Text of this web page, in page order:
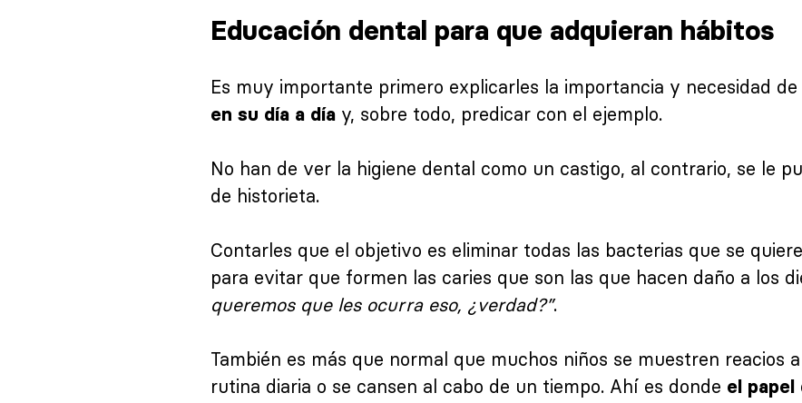
Educación dental para que adquieran hábitos
Es muy importante primero explicarles la importancia y necesidad de
en su día a día y, sobre todo, predicar con el ejemplo.
No han de ver la higiene dental como un castigo, al contrario, se le
de historieta.
Contarles que el objetivo es eliminar todas las bacterias que se
para evitar que formen las caries que son las que hacen daño a los
queremos que les ocurra eso, ¿verdad?”.
También es más que normal que muchos niños se muestren reacios
rutina diaria o se cansen al cabo de un tiempo. Ahí es donde el papel